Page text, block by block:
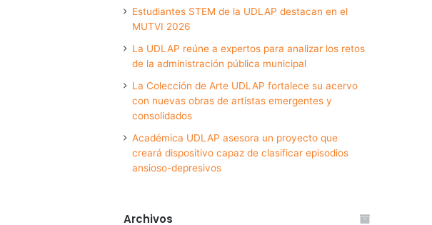
Estudiantes STEM de la UDLAP destacan en el
MUTVI 2026
La UDLAP reúne a expertos para analizar los retos
de la administración pública municipal
La Colección de Arte UDLAP fortalece su acervo
con nuevas obras de artistas emergentes y
consolidados
Académica UDLAP asesora un proyecto que
creará dispositivo capaz de clasificar episodios
ansioso-depresivos
Archivos